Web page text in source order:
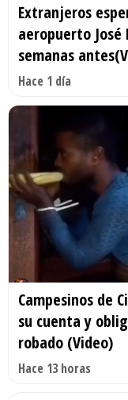
Extranjeros
aeropuerto
semanas
Hace 1 día
Campesinos de
su cuenta y
robado (Video)
Hace 13 horas